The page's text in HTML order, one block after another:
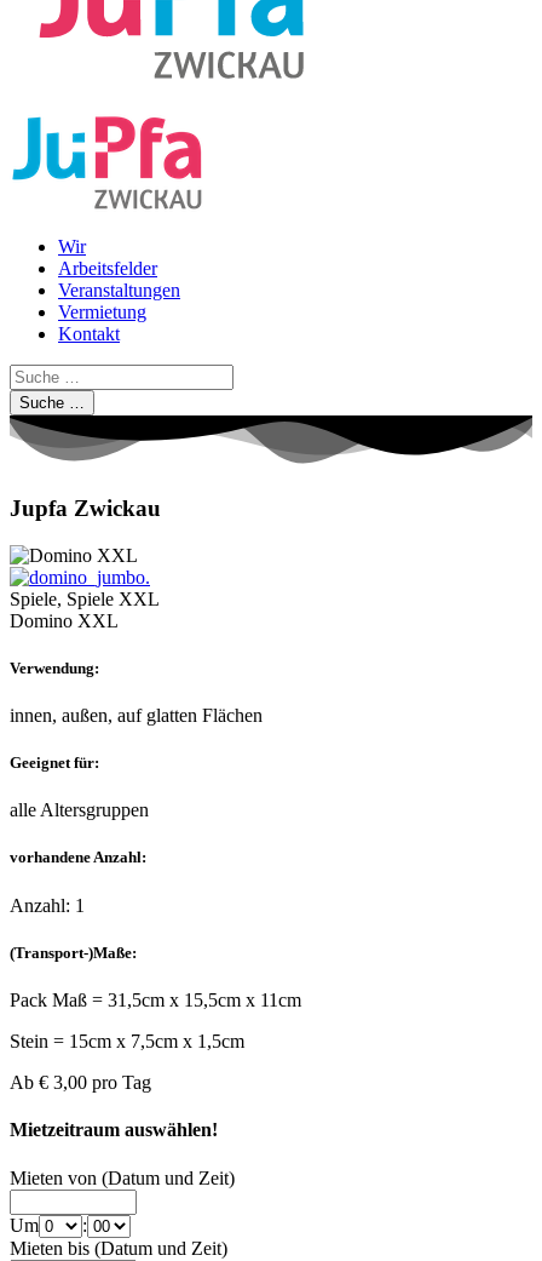
Wir
Arbeitsfelder
Veranstaltungen
Vermietung
Kontakt
Suche …
Jupfa Zwickau
Spiele, Spiele XXL
Domino XXL
Verwendung:
innen, außen, auf glatten Flächen
Geeignet für:
alle Altersgruppen
vorhandene Anzahl:
Anzahl: 1
(Transport-)Maße:
Pack Maß = 31,5cm x 15,5cm x 11cm
Stein = 15cm x 7,5cm x 1,5cm
Ab € 3,00 pro Tag
Mietzeitraum auswählen!
Mieten von (Datum und Zeit)
Um
:
Mieten bis (Datum und Zeit)